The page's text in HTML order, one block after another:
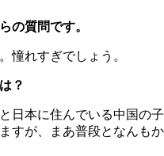
の質問です。
憧れすぎでしょう。
？
日本に住んでいる中国の子
すが、まあ普段となんもか